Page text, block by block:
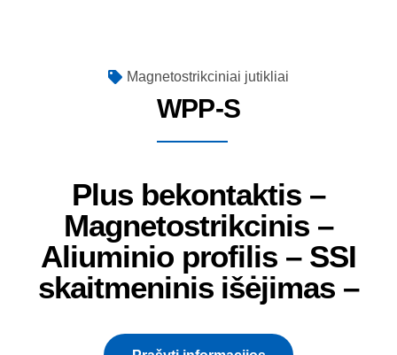
Magnetostrikciniai jutikliai
WPP-S
Plus bekontaktis –
Magnetostrikcinis –
Aliuminio profilis – SSI
skaitmeninis išėjimas –